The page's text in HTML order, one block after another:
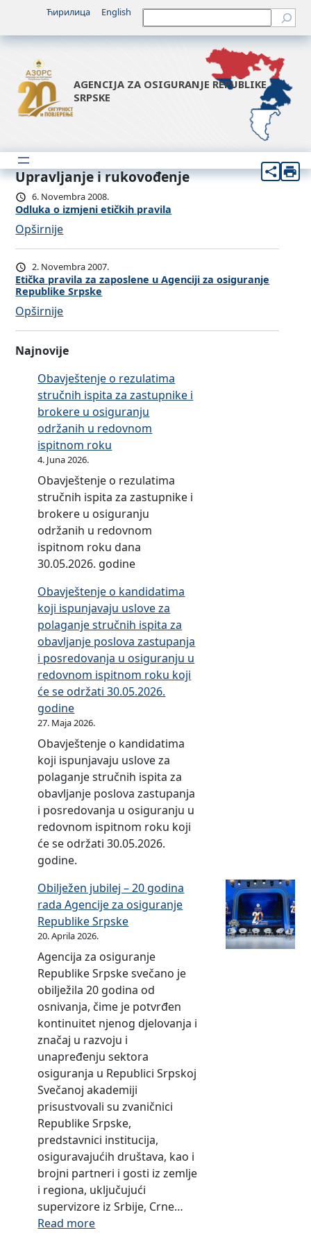
Ћирилица English Претрага
AGENCIJA ZA OSIGURANJE REPUBLIKE
SRPSKE
Upravljanje i rukovođenje
6. Novembra 2008.
Odluka o izmjeni etičkih pravila
Opširnije:
O
d
l
u
k
a
o
z
m
j
e
n
i
e
t
i
č
k
i
p
r
a
v
i
l
a
2. Novembra 2007.
Etička pravila za zaposlene u Agenciji za osiguranje
Republike Srpske
Opširnije:
E
č
k
a
p
r
a
v
i
l
a
z
a
a
p
o
s
l
e
n
e
u
A
g
e
n
c
i
j
i
a
o
s
i
g
u
r
a
n
j
e
R
e
p
u
b
l
i
k
e
S
Najnovije
Obavještenje o rezulatima
stručnih ispita za zastupnike i
brokere u osiguranju
održanih u redovnom
ispitnom roku
4. Juna 2026.
Obavještenje o rezulatima
stručnih ispita za zastupnike i
brokere u osiguranju
održanih u redovnom
ispitnom roku dana
30.05.2026. godine
Obavještenje o kandidatima
koji ispunjavaju uslove za
polaganje stručnih ispita za
obavljanje poslova zastupanja
i posredovanja u osiguranju u
redovnom ispitnom roku koji
će se održati 30.05.2026.
godine
27. Maja 2026.
Obavještenje o kandidatima
koji ispunjavaju uslove za
polaganje stručnih ispita za
obavljanje poslova zastupanja
i posredovanja u osiguranju u
redovnom ispitnom roku koji
će se održati 30.05.2026.
godine.
Obilježen jubilej – 20 godina
rada Agencije za osiguranje
Republike Srpske
20. Aprila 2026.
Agencija za osiguranje
Republike Srpske svečano je
obilježila 20 godina od
osnivanja, čime je potvrđen
kontinuitet njenog djelovanja i
značaj u razvoju i
unapređenju sektora
osiguranja u Republici Srpskoj
Svečanoj akademiji
prisustvovali su zvaničnici
Republike Srpske,
predstavnici institucija,
osiguravajućih društava, kao i
brojni partneri i gosti iz zemlje
i regiona, uključujući
supervizore iz Srbije, Crne…
Read more: